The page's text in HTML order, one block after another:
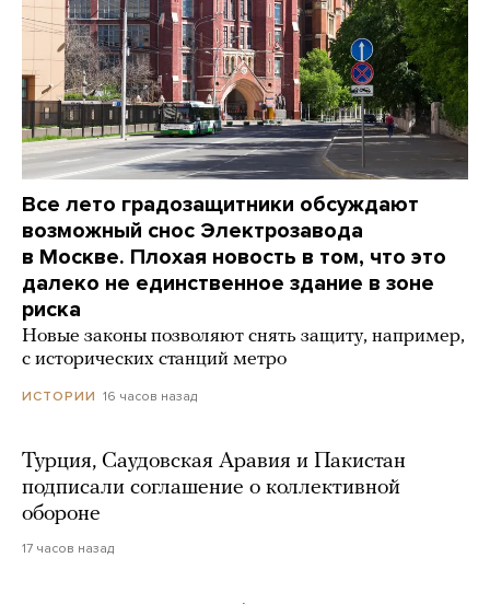
Все лето градозащитники обсуждают
возможный снос Электрозавода
в Москве. Плохая новость в том, что это
далеко не единственное здание в зоне
риска
Новые законы позволяют снять защиту, например,
с исторических станций метро
ИСТОРИИ 16 часов назад
Турция, Саудовская Аравия и Пакистан
подписали соглашение о коллективной
обороне
17 часов назад